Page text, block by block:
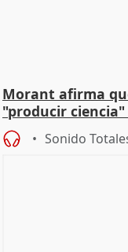
Morant afirma
"producir
Sonido